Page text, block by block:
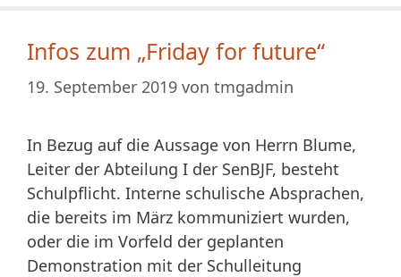
Infos zum „Friday for future“
19. September 2019 von tmgadmin
In Bezug auf die Aussage von Herrn Blume,
Leiter der Abteilung I der SenBJF, besteht
Schulpflicht. Interne schulische Absprachen,
die bereits im März kommuniziert wurden,
oder die im Vorfeld der geplanten
Demonstration mit der Schulleitung